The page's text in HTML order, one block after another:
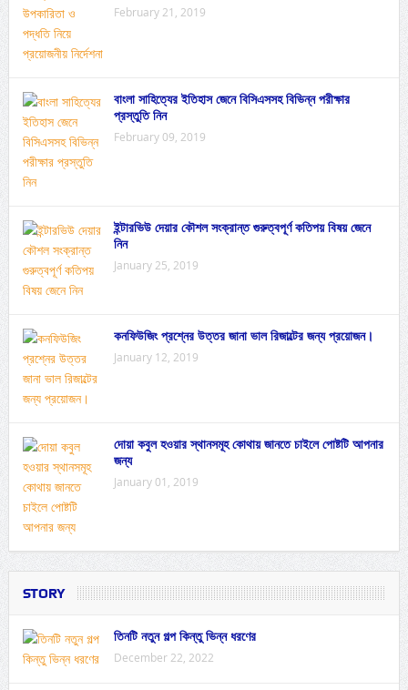
February 21, 2019
বাংলা সাহিত্যের ইতিহাস জেনে বিসিএসসহ বিভিন্ন পরীক্ষার
প্রস্তুতি নিন
February 09, 2019
ইন্টারভিউ দেয়ার কৌশল সংক্রান্ত গুরুত্বপূর্ণ কতিপয় বিষয় জেনে
নিন
January 25, 2019
কনফিউজিং প্রশ্নের উত্তর জানা ভাল রিজাল্টের জন্য প্রয়োজন।
January 12, 2019
দোয়া কবুল হওয়ার স্থানসমূহ কোথায় জানতে চাইলে পোষ্টটি আপনার
জন্য
January 01, 2019
STORY
তিনটি নতুন গল্প কিন্তু ভিন্ন ধরণের
December 22, 2022